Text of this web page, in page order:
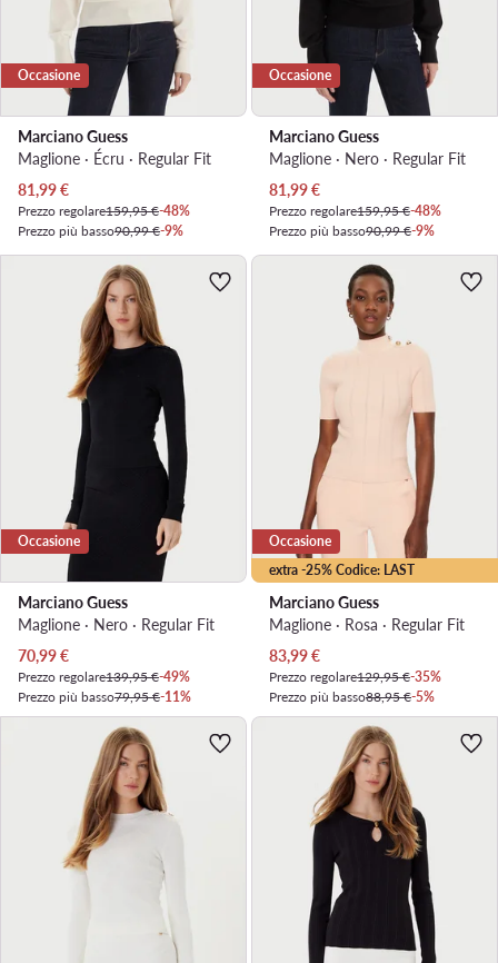
Occasione
Marciano Guess
Maglione · Écru · Regular Fit
Prezzo attuale
81,99€
Prezzo regolare159,95 €-48%
Prezzo più basso90,99 €-9%
Occasione
Marciano Guess
Maglione · Nero · Regular Fit
Prezzo attuale
81,99€
Prezzo regolare159,95 €-48%
Prezzo più basso90,99 €-9%
Occasione
Marciano Guess
Maglione · Nero · Regular Fit
Prezzo attuale
70,99€
Prezzo regolare139,95 €-49%
Prezzo più basso79,95 €-11%
extra -25% Codice: LAST
Occasione
Marciano Guess
Maglione · Rosa · Regular Fit
Prezzo attuale
83,99€
Prezzo regolare129,95 €-35%
Prezzo più basso88,95 €-5%